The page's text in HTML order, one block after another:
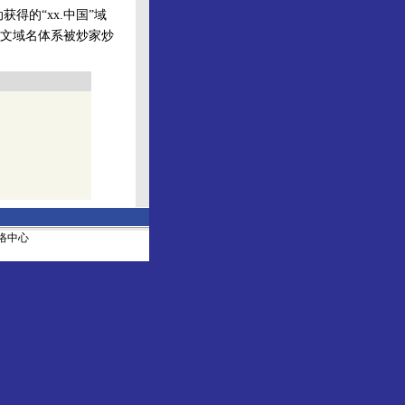
得的“xx.中国”域
域名体系被炒家炒
中心